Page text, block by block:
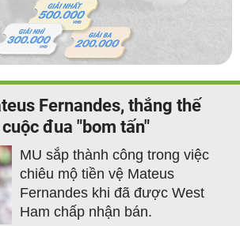
Fernandes, thắng thế
đua "bom tấn"
MU sắp thành công trong việc
chiêu mộ tiền vệ Mateus
Fernandes khi đã được West
Ham chấp nhận bán.